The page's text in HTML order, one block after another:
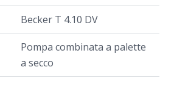
Becker T 4.10 DV
Pompa combinata a palette
a secco